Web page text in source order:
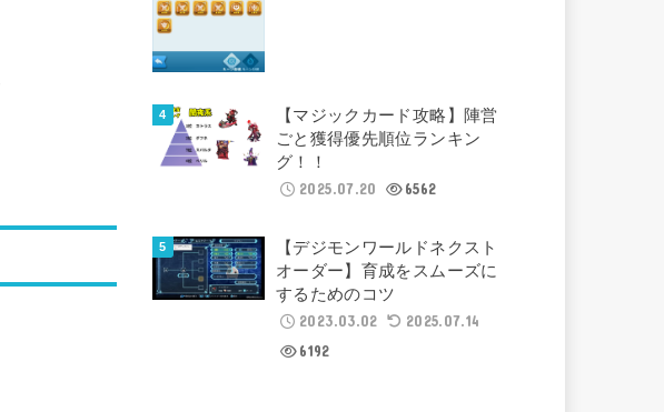
【マジックカード攻略】陣営
ごと獲得優先順位ランキン
グ！！
2025.07.20
6562
【デジモンワールドネクスト
オーダー】育成をスムーズに
するためのコツ
2023.03.02
2025.07.14
6192